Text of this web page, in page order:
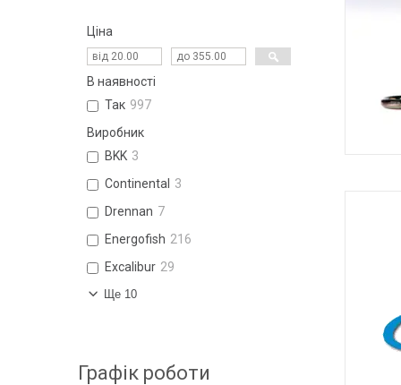
Ціна
В наявності
Так 997
Виробник
BKK 3
Continental
3
Drennan 7
Energofish 216
Excalibur 29
Ще 10
Графік роботи